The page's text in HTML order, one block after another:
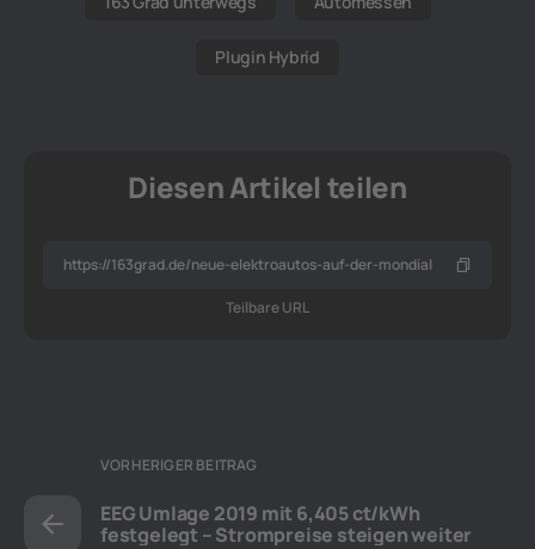
Plugin Hybrid
Diesen Artikel teilen
Teilbare URL
VORHERIGER BEITRAG
EEG Umlage 2019 mit 6,405 ct/kWh
festgelegt – Strompreise steigen weiter